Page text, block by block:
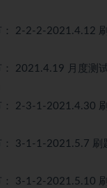
2-2-2-2021.4.12
2021.4.19 月度测
2-3-1-2021.4.30
3-1-1-2021.5.7 刷
3-1-2-2021.5.10